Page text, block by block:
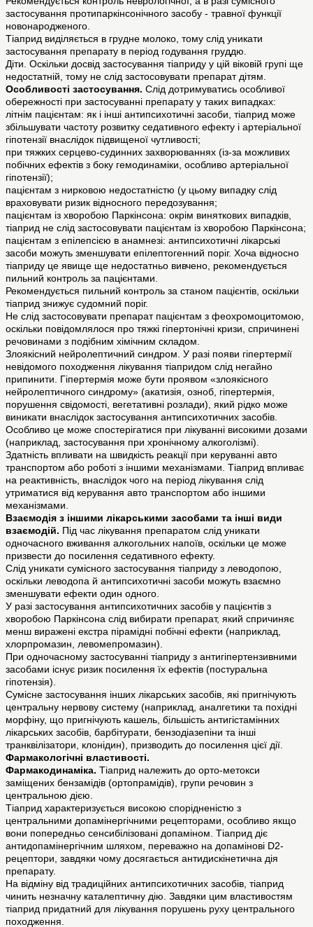
застосування протипаркінсонічного засобу - травної функції
новонародженого.
Тіаприд виділяється в грудне молоко, тому слід уникати
застосування препарату в період годування груддю.
Діти. Оскільки досвід застосування тіаприду у цій віковій групі ще
недостатній, тому не слід застосовувати препарат дітям.
Особливості застосування. Слід дотримуватись особливої
обережності при застосуванні препарату у таких випадках:
літнім пацієнтам: як і інші антипсихотичні засоби, тіаприд може
збільшувати частоту розвитку седативного ефекту і артеріальної
гіпотензії внаслідок підвищеної чутливості;
при тяжких серцево-судинних захворюваннях (із-за можливих
побічних ефектів з боку гемодинаміки, особливо артеріальної
гіпотензії);
пацієнтам з нирковою недостатністю (у цьому випадку слід
враховувати ризик відносного передозування;
пацієнтам із хворобою Паркінсона: окрім виняткових випадків,
тіаприд не слід застосовувати пацієнтам із хворобою Паркінсона;
пацієнтам з епілепсією в анамнезі: антипсихотичні лікарські
засоби можуть зменшувати епілептогенний поріг. Хоча відносно
тіаприду це явище ще недостатньо вивчено, рекомендується
пильний контроль за пацієнтами.
Рекомендується пильний контроль за станом пацієнтів, оскільки
тіаприд знижує судомний поріг.
Не слід застосовувати препарат пацієнтам з феохромоцитомою,
оскільки повідомлялося про тяжкі гіпертонічні кризи, спричинені
речовинами з подібним хімічним складом.
Злоякісний нейролептичний синдром. У разі появи гіпертермії
невідомого походження лікування тіапридом слід негайно
припинити. Гіпертермія може бути проявом «злоякісного
нейролептичного синдрому» (акатизія, озноб, гіпертермія,
порушення свідомості, вегетативні розлади), який рідко може
виникати внаслідок застосування антипсихотичних засобів.
Особливо це може спостерігатися при лікуванні високими дозами
(наприклад, застосування при хронічному алкоголізмі).
Здатність впливати на швидкість реакції при керуванні авто
транспортом або роботі з іншими механізмами. Тіаприд впливає
на реактивність, внаслідок чого на період лікування слід
утриматися від керування авто транспортом або іншими
механізмами.
Взаємодія з іншими лікарськими засобами та інші види
взаємодій. Під час лікування препаратом слід уникати
одночасного вживання алкогольних напоїв, оскільки це може
призвести до посилення седативного ефекту.
Слід уникати сумісного застосування тіаприду з леводопою,
оскільки леводопа й антипсихотичні засоби можуть взаємно
зменшувати ефекти один одного.
У разі застосування антипсихотичних засобів у пацієнтів з
хворобою Паркінсона слід вибирати препарат, який спричиняє
менш виражені екстра пірамідні побічні ефекти (наприклад,
хлорпромазин, левомепромазин).
При одночасному застосуванні тіаприду з антигіпертензивними
засобами існує ризик посилення їх ефектів (постуральна
гіпотензія).
Сумісне застосування інших лікарських засобів, які пригнічують
центральну нервову систему (наприклад, аналгетики та похідні
морфіну, що пригнічують кашель, більшість антигістамінних
лікарських засобів, барбітурати, бензодіазепіни та інші
транквілізатори, клонідин), призводить до посилення цієї дії.
Фармакологічні властивості.
Фармакодинаміка. Тіаприд належить до орто-метокси
заміщених бензамідів (ортопрамідів), групи речовин з
центральною дією.
Тіаприд характеризується високою спорідненістю з
центральними допамінергічними рецепторами, особливо якщо
вони попередньо сенсибілізовані допаміном. Тіаприд діє
антидопамінергічним шляхом, переважно на допамінові D2-
рецептори, завдяки чому досягається антидискінетична дія
препарату.
На відміну від традиційних антипсихотичних засобів, тіаприд
чинить незначну каталептичну дію. Завдяки цим властивостям
тіаприд придатний для лікування порушень руху центрального
походження.